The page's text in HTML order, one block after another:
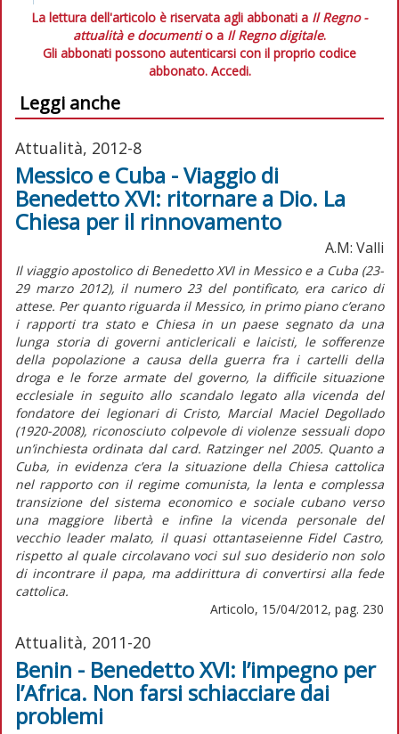
La lettura dell'articolo è riservata agli abbonati a Il Regno -
attualità e documentio a Il Regno digitale.
Gli abbonati possono autenticarsi con il proprio codice
abbonato. Accedi.
Leggi anche
Attualità, 2012-8
Messico e Cuba - Viaggio di
Benedetto XVI: ritornare a Dio. La
Chiesa per il rinnovamento
A.M: Valli
Il viaggio apostolico di Benedetto XVI in Messico e a Cuba (23-
29 marzo 2012), il numero 23 del pontificato, era carico di
attese. Per quanto riguarda il Messico, in primo piano c’erano
i rapporti tra stato e Chiesa in un paese segnato da una
lunga storia di governi anticlericali e laicisti, le sofferenze
della popolazione a causa della guerra fra i cartelli della
droga e le forze armate del governo, la difficile situazione
ecclesiale in seguito allo scandalo legato alla vicenda del
fondatore dei legionari di Cristo, Marcial Maciel Degollado
(1920-2008), riconosciuto colpevole di violenze sessuali dopo
un’inchiesta ordinata dal card. Ratzinger nel 2005. Quanto a
Cuba, in evidenza c’era la situazione della Chiesa cattolica
nel rapporto con il regime comunista, la lenta e complessa
transizione del sistema economico e sociale cubano verso
una maggiore libertà e infine la vicenda personale del
vecchio leader malato, il quasi ottantaseienne Fidel Castro,
rispetto al quale circolavano voci sul suo desiderio non solo
di incontrare il papa, ma addirittura di convertirsi alla fede
cattolica.
Articolo, 15/04/2012, pag. 230
Attualità, 2011-20
Benin - Benedetto XVI: l’impegno per
l’Africa. Non farsi schiacciare dai
problemi